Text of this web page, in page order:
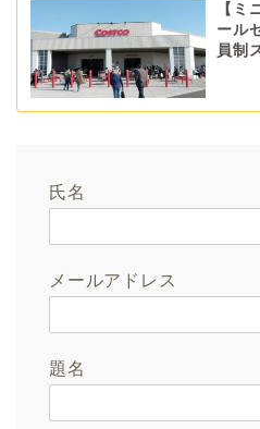
【ミ
ール
員制
氏名
メールアドレス
題名